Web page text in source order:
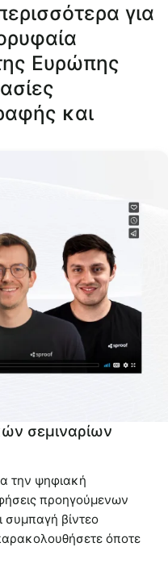
για
Ευρώπης
και
σεμιναρίων
την ψηφιακή
προηγούμενων
συμπαγή βίντεο
όποτε